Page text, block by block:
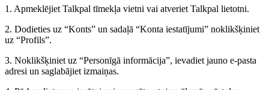
1. Apmeklējiet Talkpal tīmekļa vietni vai atveriet Talkpal lietotni.
2. Dodieties uz “Konts” un sadaļā “Konta iestatījumi” noklikšķiniet
uz “Profils”.
3. Noklikšķiniet uz “Personīgā informācija”, ievadiet jauno e-pasta
adresi un saglabājiet izmaiņas.